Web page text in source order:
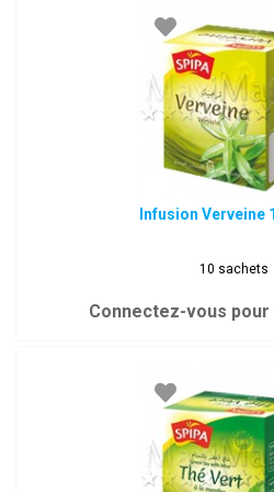
Infusion Verveine
10 sachets
Connectez-vous